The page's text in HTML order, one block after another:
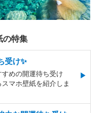
の特集
受け✨
めの開運待ち受け
マホ壁紙を紹介しま